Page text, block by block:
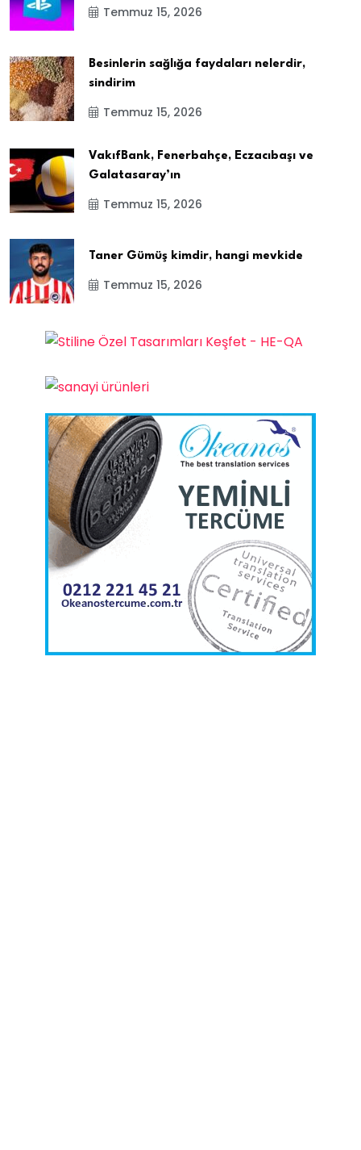
Temmuz 15, 2026
Besinlerin sağlığa faydaları nelerdir,
sindirim
Temmuz 15, 2026
VakıfBank, Fenerbahçe, Eczacıbaşı ve
Galatasaray’ın
Temmuz 15, 2026
Taner Gümüş kimdir, hangi mevkide
Temmuz 15, 2026